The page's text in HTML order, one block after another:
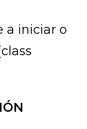
a iniciar o